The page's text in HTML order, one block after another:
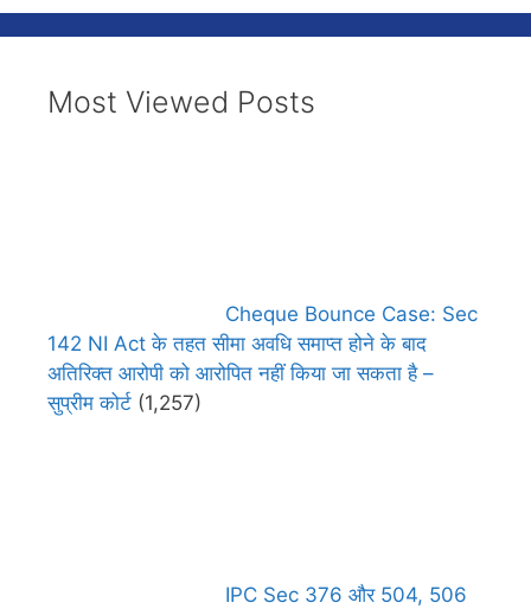
Most Viewed Posts
Cheque Bounce Case: Sec
142 NI Act के तहत सीमा अवधि समाप्त होने के बाद
अतिरिक्त आरोपी को आरोपित नहीं किया जा सकता है –
सुप्रीम कोर्ट (1,257)
IPC Sec 376 और 504, 506